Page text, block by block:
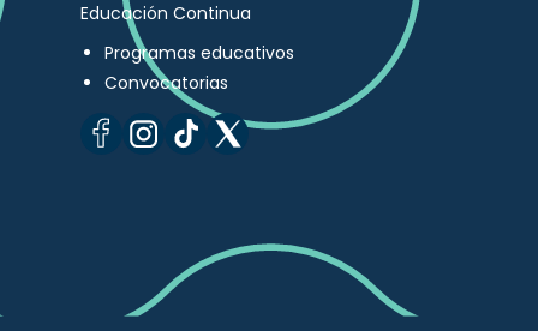
Educación Continua
Programas educativos
Convocatorias